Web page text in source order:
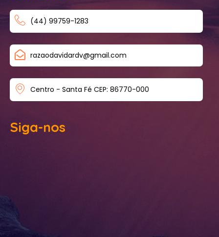
(44) 99759-1283
razaodavidardv@gmail.com
Centro - Santa Fé CEP: 86770-000
Siga-nos